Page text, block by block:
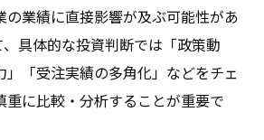
の業績に直接影響が及ぶ可能性があ
、具体的な投資判断では「政策動
」「受注実績の多角化」などをチェ
重に比較・分析することが重要で